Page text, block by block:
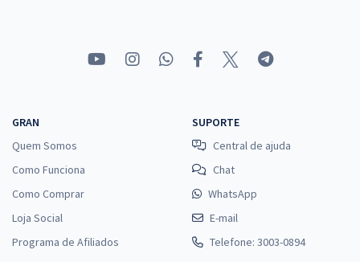
GRAN
Quem Somos
Como Funciona
Como Comprar
Loja Social
Programa de Afiliados
SUPORTE
Central de ajuda
Chat
WhatsApp
E-mail
Telefone: 3003-0894